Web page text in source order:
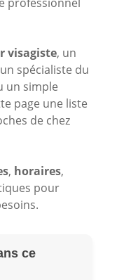
visagiste, un
spécialiste du
un simple
page une liste
de chez
, horaires,
pour
ce